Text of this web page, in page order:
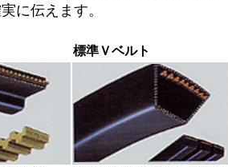
に伝えます。
標準Ｖベルト